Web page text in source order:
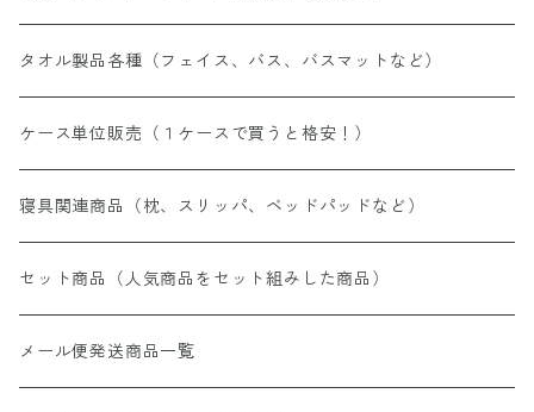
タオル製品各種（フェイス、バス、バスマットなど）
ケース単位販売（１ケースで買うと格安！）
寝具関連商品（枕、スリッパ、ベッドパッドなど）
セット商品（人気商品をセット組みした商品）
メール便発送商品一覧